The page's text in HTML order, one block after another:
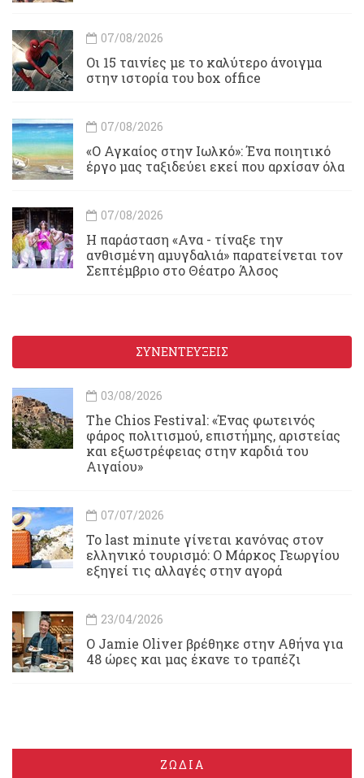
07/08/2026
Οι 15 ταινίες με το καλύτερο άνοιγμα
στην ιστορία του box office
07/08/2026
«Ο Αγκαίος στην Ιωλκό»: Ένα ποιητικό
έργο μας ταξιδεύει εκεί που αρχίσαν όλα
07/08/2026
Η παράσταση «Ανα - τίναξε την
ανθισμένη αμυγδαλιά» παρατείνεται τον
Σεπτέμβριο στο Θέατρο Άλσος
ΣΥΝΕΝΤΕΥΞΕΙΣ
03/08/2026
Τhe Chios Festival: «Ένας φωτεινός
φάρος πολιτισμού, επιστήμης, αριστείας
και εξωστρέφειας στην καρδιά του
Αιγαίου»
07/07/2026
Το last minute γίνεται κανόνας στον
ελληνικό τουρισμό: Ο Μάρκος Γεωργίου
εξηγεί τις αλλαγές στην αγορά
23/04/2026
Ο Jamie Oliver βρέθηκε στην Αθήνα για
48 ώρες και μας έκανε το τραπέζι
ΖΩΔΙΑ